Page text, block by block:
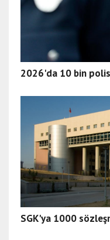
2026'da 10 bin
SGK'ya 1000